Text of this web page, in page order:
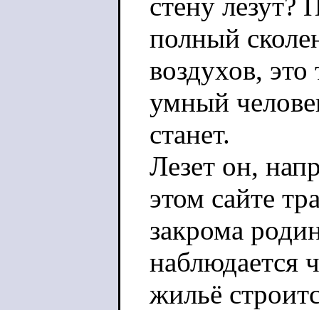
полный
воздухов,
умный
станет.
Лезет он,
этом сайте
закрома
наблюдается
жильё